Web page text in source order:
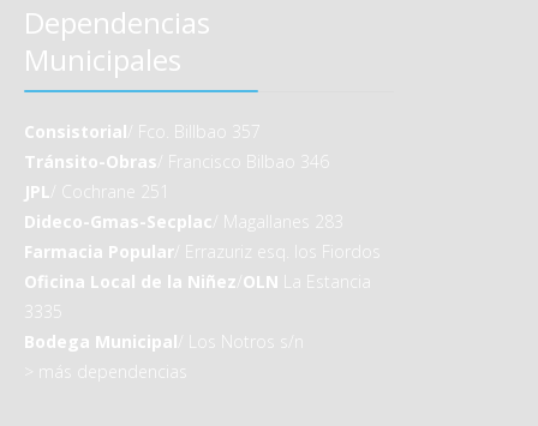
Dependencias
Municipales
Consistorial / Fco. Billbao 357
Tránsito-Obras / Francisco Bilbao 346
JPL / Cochrane 251
Dideco-Gmas-Secplac / Magallanes 283
Farmacia Popular / Errazuriz esq. los Fiordos
Oficina Local de la Niñez OLN La Estancia
3335
Bodega Municipal / Los Notros s/n
más dependencias